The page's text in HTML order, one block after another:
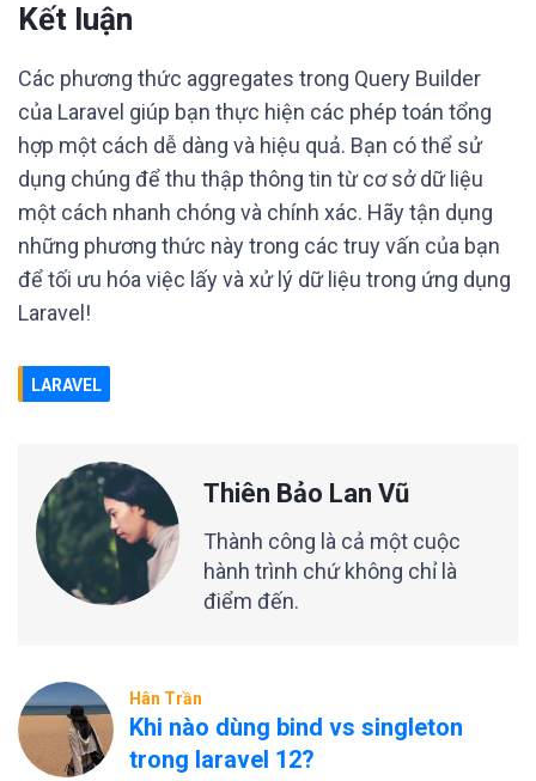
Kết luận
Các phương thức aggregates trong Query Builder
của Laravel giúp bạn thực hiện các phép toán tổng
hợp một cách dễ dàng và hiệu quả. Bạn có thể sử
dụng chúng để thu thập thông tin từ cơ sở dữ liệu
một cách nhanh chóng và chính xác. Hãy tận dụng
những phương thức này trong các truy vấn của bạn
để tối ưu hóa việc lấy và xử lý dữ liệu trong ứng dụng
Laravel!
LARAVEL
Thiên Bảo Lan Vũ
Thành công là cả một cuộc
hành trình chứ không chỉ là
điểm đến.
Hân Trần
Khi nào dùng bind vs singleton
trong laravel 12?